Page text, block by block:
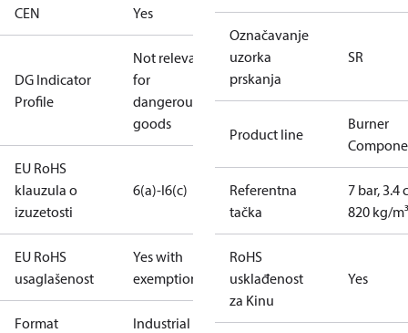
CEN Yes
DG Indicator
Profile
Not relevant
for
dangerous
goods
EU RoHS
klauzula o
izuzetosti
6(a)-I6(c)
EU RoHS
usaglašenost
Yes with
exemptions
Format
Industrial
Označavanje
uzorka
prskanja
SR
Product line
Burner
Referentna
tačka
7 bar, 3.4
820 kg/m³
RoHS
usklađenost
za Kinu
Yes